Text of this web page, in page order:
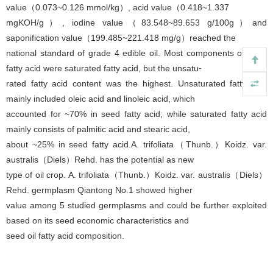
value（0.073~0.126 mmol/kg）, acid value（0.418~1.337
mgKOH/g）, iodine value（83.548~89.653 g/100g）and
saponification value（199.485~221.418 mg/g）reached the
national standard of grade 4 edible oil. Most components of seed
fatty acid were saturated fatty acid, but the unsatu⁃
rated fatty acid content was the highest. Unsaturated fatty acid
mainly included oleic acid and linoleic acid, which
accounted for ~70% in seed fatty acid; while saturated fatty acid
mainly consists of palmitic acid and stearic acid,
about ~25% in seed fatty acid.A. trifoliata（Thunb.）Koidz. var.
australis（Diels）Rehd. has the potential as new
type of oil crop. A. trifoliata（Thunb.）Koidz. var. australis（Diels）
Rehd. germplasm Qiantong No.1 showed higher
value among 5 studied germplasms and could be further exploited
based on its seed economic characteristics and
seed oil fatty acid composition.